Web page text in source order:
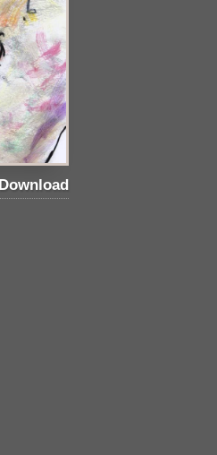
Download